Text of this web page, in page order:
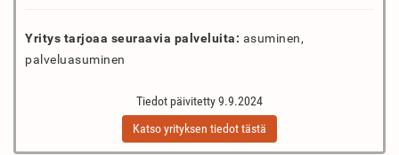
Yritys tarjoaa seuraavia palveluita: asuminen,
palveluasuminen
Tiedot päivitetty 9.9.2024
Katso yrityksen tiedot tästä